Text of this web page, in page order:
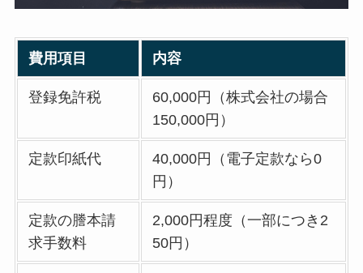
費用項目 内容
登録免許税
60,000円（株式会社の場合
150,000円）
定款印紙代
40,000円（電子定款なら0
円）
定款の謄本請
求手数料
2,000円程度（一部につき2
50円）